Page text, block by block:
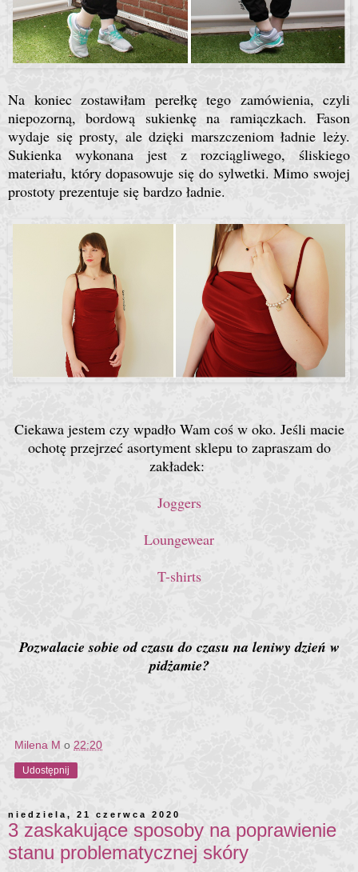
Na koniec zostawiłam perełkę tego zamówienia, czyli
niepozorną, bordową sukienkę na ramiączkach. Fason
wydaje się prosty, ale dzięki marszczeniom ładnie leży.
Sukienka wykonana jest z rozciągliwego, śliskiego
materiału, który dopasowuje się do sylwetki. Mimo swojej
prostoty prezentuje się bardzo ładnie.
Ciekawa jestem czy wpadło Wam coś w oko. Jeśli macie
ochotę przejrzeć asortyment sklepu to zapraszam do
zakładek:
Joggers
Loungewear
T-shirts
Pozwalacie sobie od czasu do czasu na leniwy dzień w
pidżamie?
Milena M o 22:20
Udostępnij
niedziela, 21 czerwca 2020
3 zaskakujące sposoby na poprawienie
stanu problematycznej skóry